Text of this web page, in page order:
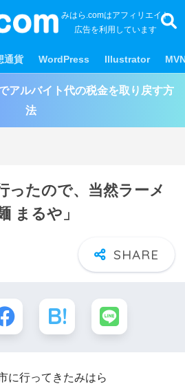
みはら.comはアフィリエイト
広告を利用しています
通貨 WordPress Illustrator
アルバイト代の税金を取り戻す方
法
ったので、当然ラーメ
まるや」
に行ってきたみはら